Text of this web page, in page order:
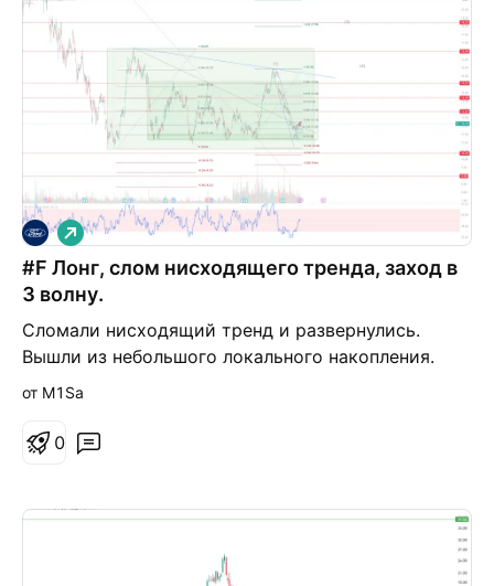
#F Лонг, слом нисходящего тренда, заход в
3 волну.
Сломали нисходящий тренд и развернулись.
Вышли из небольшого локального накопления.
Предполагаю заход в 3 волну большого цикла.
Д
л
и
н
я
от M1Sa
0